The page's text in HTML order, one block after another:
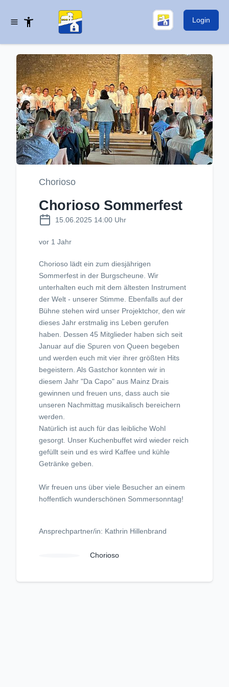
Login
Chorioso
Chorioso Sommerfest
15.06.2025 14:00 Uhr
vor 1 Jahr
Chorioso lädt ein zum diesjährigen
Sommerfest in der Burgscheune. Wir
unterhalten euch mit dem ältesten Instrument
der Welt - unserer Stimme. Ebenfalls auf der
Bühne stehen wird unser Projektchor, den wir
dieses Jahr erstmalig ins Leben gerufen
haben. Dessen 45 Mitglieder haben sich seit
Januar auf die Spuren von Queen begeben
und werden euch mit vier ihrer größten Hits
begeistern. Als Gastchor konnten wir in
diesem Jahr "Da Capo" aus Mainz Drais
gewinnen und freuen uns, dass auch sie
unseren Nachmittag musikalisch bereichern
werden.
Natürlich ist auch für das leibliche Wohl
gesorgt. Unser Kuchenbuffet wird wieder reich
gefüllt sein und es wird Kaffee und kühle
Getränke geben.
Wir freuen uns über viele Besucher an einem
hoffentlich wunderschönen Sommersonntag!
Ansprechpartner/in: Kathrin Hillenbrand
Chorioso